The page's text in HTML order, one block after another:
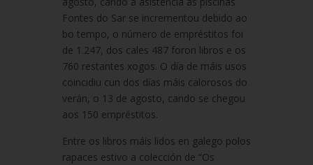
Fontes do Sar se incrementou debido ao
bo tempo, o número de empréstitos foi
de 1.247, dos cales 487 foron libros e os
760 restantes xogos. O día de máis usos
coincidiu cun dos días máis calorosos do
verán, o 13 de agosto, cando se chegou
aos 150 empréstitos.
Entre os libros máis lidos en galego polos
rapaces estivo a colección de “Os